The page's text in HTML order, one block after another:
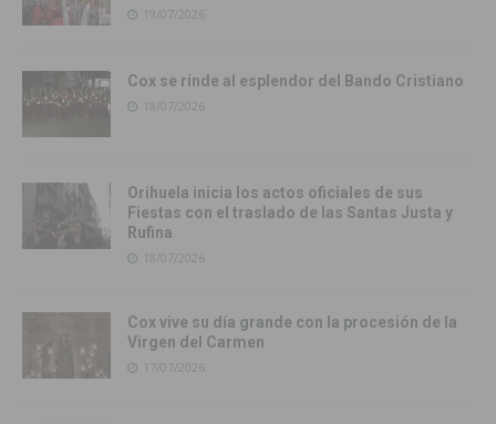
19/07/2026
Cox se rinde al esplendor del Bando Cristiano
18/07/2026
Orihuela inicia los actos oficiales de sus
Fiestas con el traslado de las Santas Justa y
Rufina
18/07/2026
Cox vive su día grande con la procesión de la
Virgen del Carmen
17/07/2026